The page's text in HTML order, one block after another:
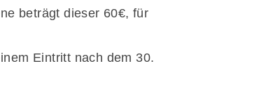
beträgt dieser 60€, für
Eintritt nach dem 30.